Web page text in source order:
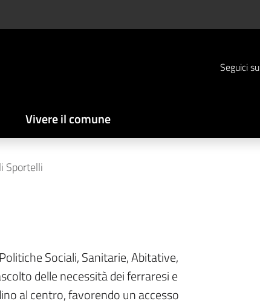
Seguici su
Vivere il comune
Sportelli
Sociali, Sanitarie, Abitative,
delle necessità dei ferraresi e
al centro, favorendo un accesso